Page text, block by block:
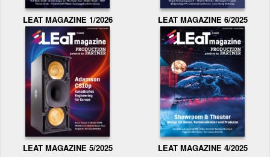
LEAT MAGAZINE 1/2026 LEAT MAGAZINE 6/2025
LEAT MAGAZINE 5/2025 LEAT MAGAZINE 4/2025